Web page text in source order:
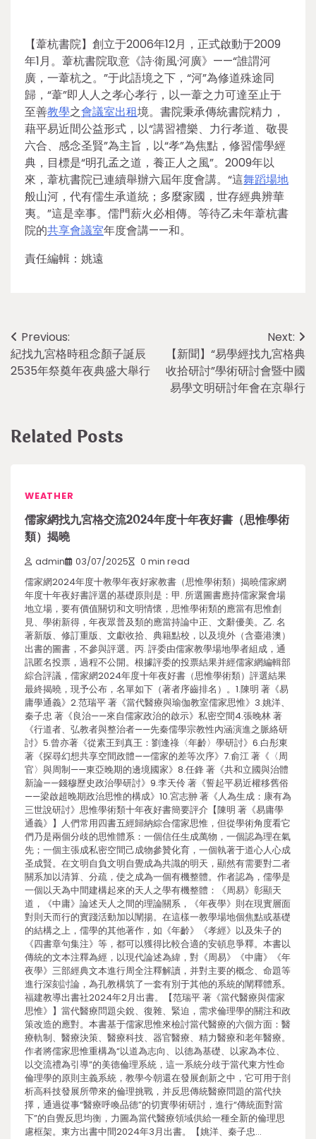
【葦杭書院】創立于2006年12月，正式啟動于2009
年1月。葦杭書院取意《詩·衛風·河廣》——“誰謂河
廣，一葦杭之。”于此語境之下，“河”為修道殊途同
歸，“葦”即人人之孝心孝行，以一葦之力可達至止于
至善教學之會議室出租境。書院秉承傳統書院精力，
藉平易近間公益形式，以“講習禮樂、力行孝道、敬畏
六合、感念圣賢”為主旨，以“孝”為焦點，修習儒學經
典，目標是“明孔孟之道，養正人之風”。2009年以
來，葦杭書院已連續舉辦六屆年度會講。“這舞蹈場地
般山河，代有儒生承道統；多麼家國，世存經典辨華
夷。”這是幸事。儒門薪火必相傳。等待乙未年葦杭書
院的共享會議室年度會講——和。
責任編輯：姚遠
Post
navigation
Previous:
紀找九宮格時租念顏子誕辰
2535年祭奠年夜典盛大舉行
Next:
【新聞】“易學經找九宮格典
收拾研討”學術研討會暨中國
易學文明研討年會在京舉行
Related Posts
WEATHER
儒家網找九宮格交流2024年度十年夜好書（思惟學術
類）揭曉
admin 03/07/2025 0 min read
儒家網2024年度十教學年夜好家教書（思惟學術類）揭曉儒家網
年度十年夜好書評選的基礎原則是：甲. 所選圖書應持儒家聚會場
地立場，要有價值關切和文明情懷，思惟學術類的應當有思惟創
見、學術新得，年夜眾普及類的應當持論中正、文辭優美。乙. 名
著新版、修訂重版、文獻收拾、典籍點校，以及境外（含臺港澳）
出書的圖書，不參與評選。丙. 評委由儒家教學場地學者組成，通
訊匿名投票，過程不公開。根據評委的投票結果并經儒家網編輯部
綜合評議，儒家網2024年度十年夜好書（思惟學術類）評選結果
最終揭曉，現予公布，名單如下（著者序齒排名）。1.陳明 著《易
庸學通義》2.范瑞平 著《當代醫療與瑜伽教室儒家思惟》3.姚洋、
秦子忠 著《良治——來自儒家政治的啟示》私密空間4.張晚林 著
《行道者、弘教者與整治者——先秦儒學宗教性內涵演進之脈絡研
討》5.曾亦著《從素王到真王：劉逢祿〈年齡〉學研討》6.白彤東
著《探尋幻想共享空間政體——儒家的差等次序》7.俞江 著《〈周
官〉與周制——東亞晚期的邊境國家》8.任鋒 著《共和立國與治體
新論——錢穆歷史政治學研討》9.李天伶 著《誓起平易近權移舊俗
——梁啟超晚期政治思惟的構成》10.宮志翀 著《人為生成：康有為
三世說研討》思惟學術類十年夜好書簡要評介【陳明 著《易庸學
通義》】人們常用四書五經歸納綜合儒家思惟，但從學術角度看它
們乃是兩個分歧的思惟體系：一個信任生成萬物，一個認為理在氣
先；一個主張成私密空間己成物參贊化育，一個執著于道心人心成
圣成賢。在文明自負文明自覺成為共識的明天，顯然有需要對二者
關系加以清算、分疏，使之成為一個有機整體。作者認為，儒學是
一個以天為中間建構起來的天人之學有機整體：《周易》彰顯天
道，《中庸》論述天人之間的理論關系，《年夜學》則在現實層面
對則天而行的實踐活動加以闡揚。在這樣一教學場地個焦點或基礎
的結構之上，儒學的其他著作，如《年齡》《孝經》以及朱子的
《四書章句集注》等，都可以獲得比較合適的安頓息爭釋。本書以
傳統的文本注釋為經，以現代論述為緯，對《周易》《中庸》《年
夜學》三部經典文本進行周全注釋解讀，并對主要的概念、命題等
進行深刻討論，為孔教構筑了一套有別于其他的系統的闡釋體系。
福建教導出書社2024年2月出書。【范瑞平 著《當代醫療與儒家
思惟》】當代醫療問題尖銳、復雜、緊迫，需求倫理學的關注和政
策改造的應對。本書基于儒家思惟來檢討當代醫療的六個方面：醫
療軌制、醫療決策、醫療科技、器官醫療、精力醫療和老年醫療。
作者將儒家思惟重構為“以道為志向、以德為基礎、以家為本位、
以交流禮為引導”的美德倫理系統，這一系統分歧于當代東方性命
倫理學的原則主義系統，教學今朝還在發展創新之中，它可用于剖
析高科技發展所帶來的倫理挑戰，并反思傳統醫療問題的當代抉
擇，通過從事“醫療呼喚品德”的切實學術研討，進行“傳統面對當
下”的自覺反思均衡，力圖為當代醫療領域供給一種全新的倫理思
慮框架。東方出書中間2024年3月出書。【姚洋、秦子忠…